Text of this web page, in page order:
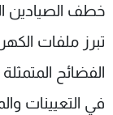
خطف الصيادين
تبرز ملفات
الفضائح
في التعيينات
البرامج
جدول البرامج